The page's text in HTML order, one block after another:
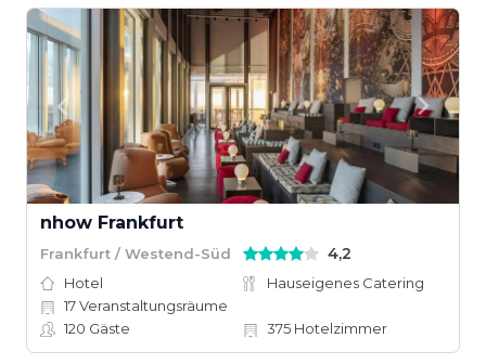
nhow Frankfurt
Frankfurt / Westend-Süd 4,2
Hotel
Hauseigenes Catering
17Veranstaltungsräume
120 Gäste 375 Hotelzimmer